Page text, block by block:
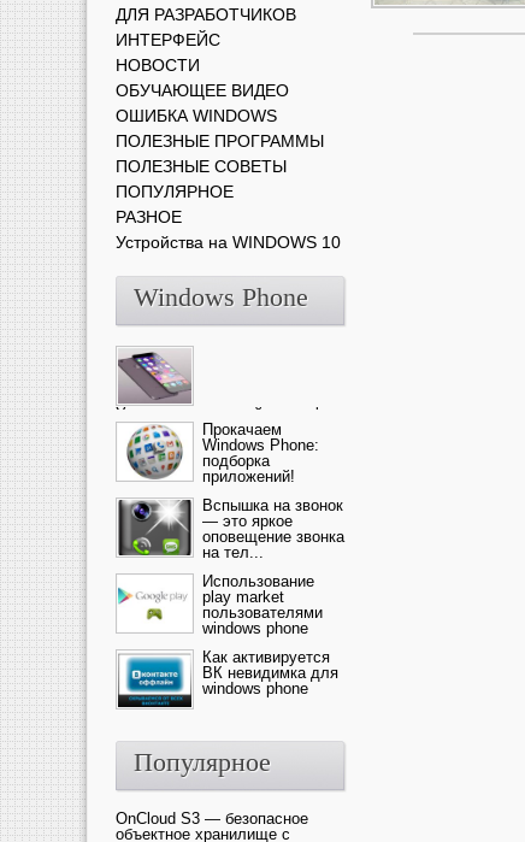
ДЛЯ РАЗРАБОТЧИКОВ
ИНТЕРФЕЙС
НОВОСТИ
ОБУЧАЮЩЕЕ ВИДЕО
ОШИБКА WINDOWS
ПОЛЕЗНЫЕ ПРОГРАММЫ
ПОЛЕЗНЫЕ СОВЕТЫ
ПОПУЛЯРНОЕ
РАЗНОЕ
Устройства на WINDOWS 10
Windows Phone
Ультрасовременный смартфон
— это новика от компании Ap...
Прокачаем
Windows Phone:
подборка
приложений!
Вспышка на звонок
— это яркое
оповещение звонка
на тел...
Использование
play market
пользователями
windows phone
Как активируется
ВК невидимка для
windows phone
Популярное
OnCloud S3 — безопасное
объектное хранилище с